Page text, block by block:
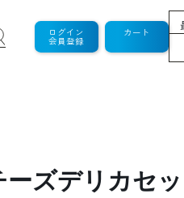
ログイン
会員登録
カート
ーズデリカセ